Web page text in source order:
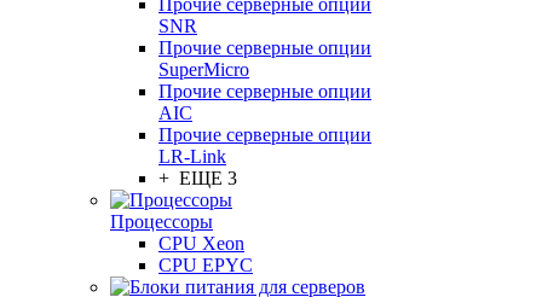
Прочие серверные опции
SNR
Прочие серверные опции
SuperMicro
Прочие серверные опции
AIC
Прочие серверные опции
LR-Link
+ ЕЩЕ 3
Процессоры
CPU Xeon
CPU EPYC